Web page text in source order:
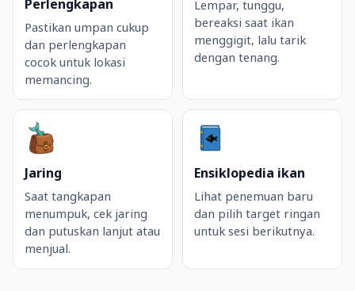
Perlengkapan
Pastikan umpan cukup
dan perlengkapan
cocok untuk lokasi
memancing.
Lempar, tunggu,
bereaksi saat ikan
menggigit, lalu tarik
dengan tenang.
Jaring
Saat tangkapan
menumpuk, cek jaring
dan putuskan lanjut atau
menjual.
Ensiklopedia ikan
Lihat penemuan baru
dan pilih target ringan
untuk sesi berikutnya.